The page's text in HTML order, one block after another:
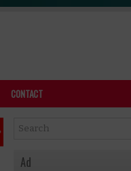
CONTACT
அடுத்த
Ad